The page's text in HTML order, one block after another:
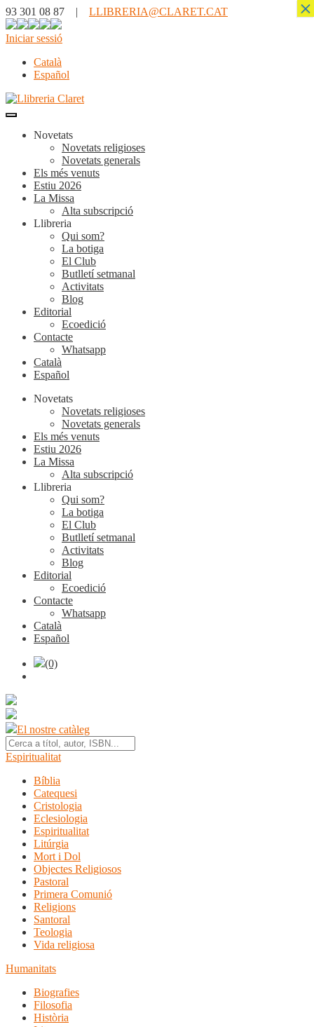
93 301 08 87 | LLIBRERIA@CLARET.CAT
Iniciar sessió
Català
Español
Novetats
Novetats religioses
Novetats generals
Els més venuts
Estiu 2026
La Missa
Alta subscripció
Llibreria
Qui som?
La botiga
El Club
Butlletí setmanal
Activitats
Blog
Editorial
Ecoedició
Contacte
Whatsapp
Català
Español
Novetats
Novetats religioses
Novetats generals
Els més venuts
Estiu 2026
La Missa
Alta subscripció
Llibreria
Qui som?
La botiga
El Club
Butlletí setmanal
Activitats
Blog
Editorial
Ecoedició
Contacte
Whatsapp
Català
Español
(0)
El nostre catàleg
Espiritualitat
Bíblia
Catequesi
Cristologia
Eclesiologia
Espiritualitat
Litúrgia
Mort i Dol
Objectes Religiosos
Pastoral
Primera Comunió
Religions
Santoral
Teologia
Vida religiosa
Humanitats
Biografies
Filosofia
Història
×